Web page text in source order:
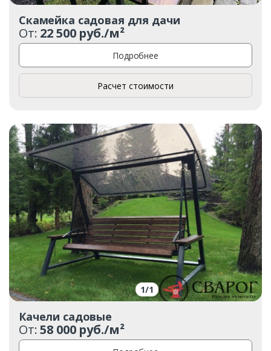
Скамейка садовая для дачи
От: 22 500 руб./м²
Подробнее
Расчет стоимости
1/1
Качели садовые
От:58 000 руб./м²